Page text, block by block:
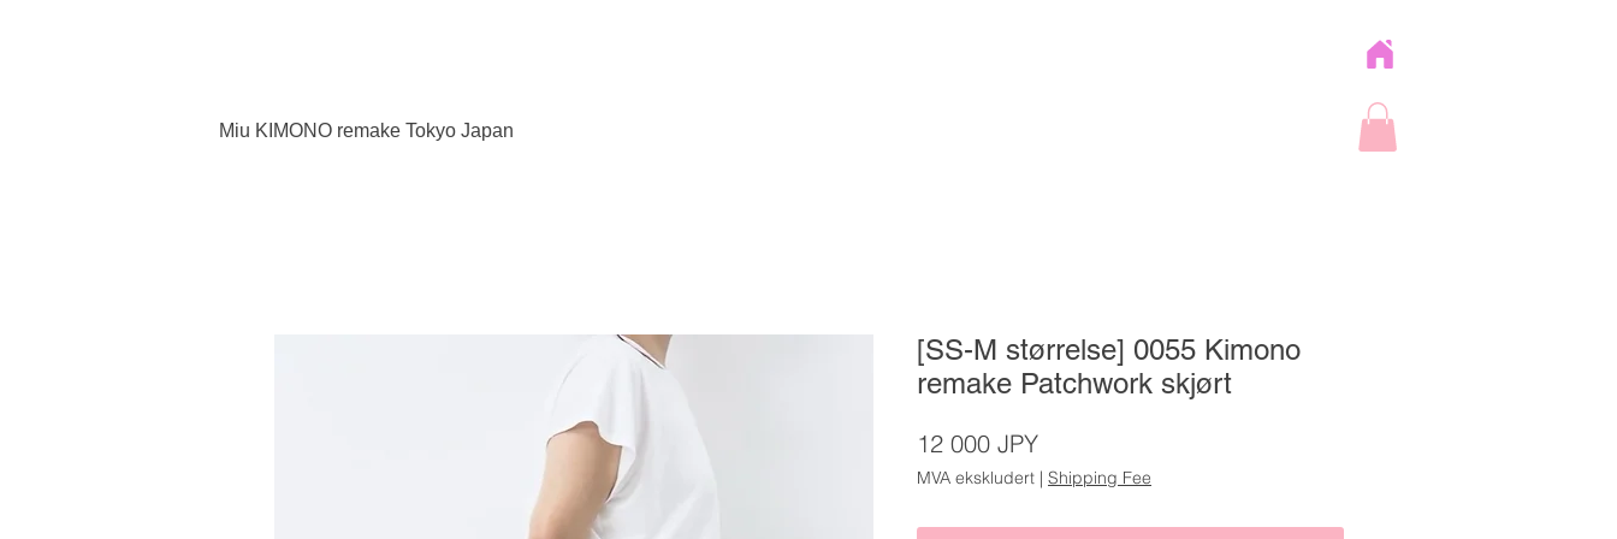
Miu KIMONO remake Tokyo Japan
[SS-M størrelse] 0055 Kimono
remake Patchwork skjørt
12 000 JPYPris
MVA ekskludert | Shipping Fee